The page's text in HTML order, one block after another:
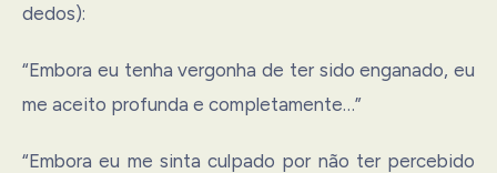
dedos):
“Embora eu tenha vergonha de ter sido enganado, eu
me aceito profunda e completamente…”
“Embora eu me sinta culpado por não ter percebido